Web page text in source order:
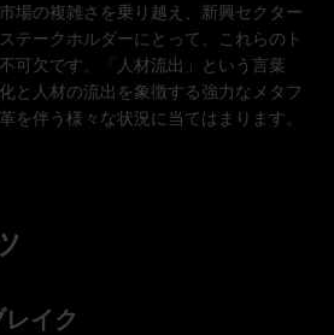
場の複雑さを乗り越え、新興セクター
テークホルダーにとって、これらのト
可欠です。「人材流出」という言葉
と人材の流出を象徴する強力なメタフ
を伴う様々な状況に当てはまります。
イク